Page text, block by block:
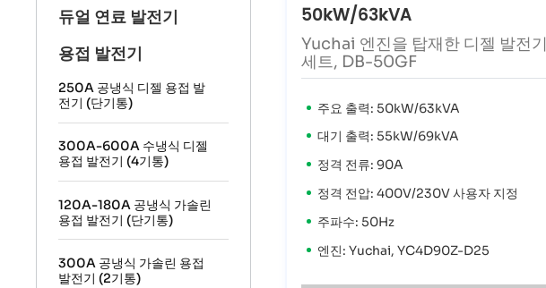
50kW/63kVA
Yuchai 엔진을 탑재한 디젤 발전기
세트, DB-50GF
주요 출력: 50kW/63kVA
대기 출력: 55kW/69kVA
정격 전류: 90A
정격 전압: 400V/230V 사용자 지정
주파수: 50Hz
엔진: Yuchai, YC4D90Z-D25
듀얼 연료 발전기
용접 발전기
250A 공냉식 디젤 용접 발
전기 (단기통)
300A-600A 수냉식 디젤
용접 발전기 (4기통)
120A-180A 공냉식 가솔린
용접 발전기 (단기통)
300A 공냉식 가솔린 용접
발전기 (2기통)